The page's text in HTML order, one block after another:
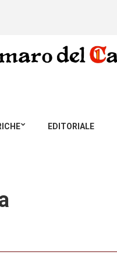
EDITORIALE